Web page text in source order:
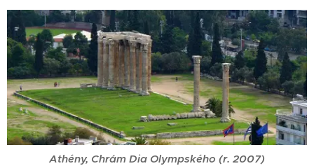
Athény, Chrám Dia Olympského (r. 2007)